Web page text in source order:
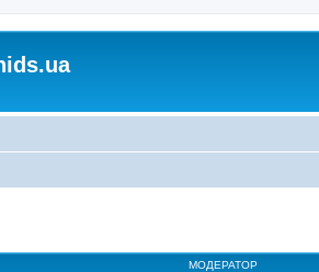
МОДЕРАТОР